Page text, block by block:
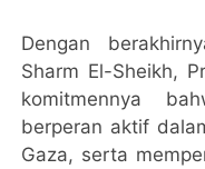
Dengan
Sharm El-Sheikh,
komitmennya
berperan aktif
Gaza, serta